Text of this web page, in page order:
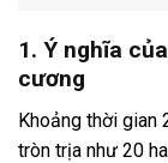
1. Ý nghĩa
cương
Khoảng thời gian
tròn trịa như 20